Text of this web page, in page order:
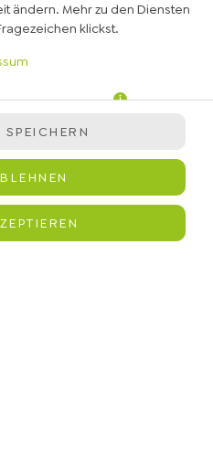
ändern. Mehr zu den Diensten
klickst.
geröstetes Sesam Dressing,